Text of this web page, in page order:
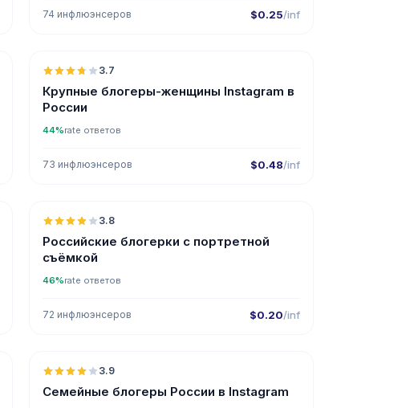
74 инфлюэнсеров $0.25/inf
3.7
Крупные блогеры-женщины Instagram в
России
44%rate ответов
73 инфлюэнсеров $0.48/inf
3.8
Российские блогерки с портретной
съёмкой
46%rate ответов
72 инфлюэнсеров $0.20/inf
3.9
Семейные блогеры России в Instagram